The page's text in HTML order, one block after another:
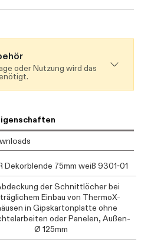
oder Nutzung wird das
Dekorblende 75mm weiß 9301-01
der Schnittlöcher bei
Einbau von ThermoX-
in Gipskartonplatte ohne
oder Panelen, Außen-
Ø 125mm